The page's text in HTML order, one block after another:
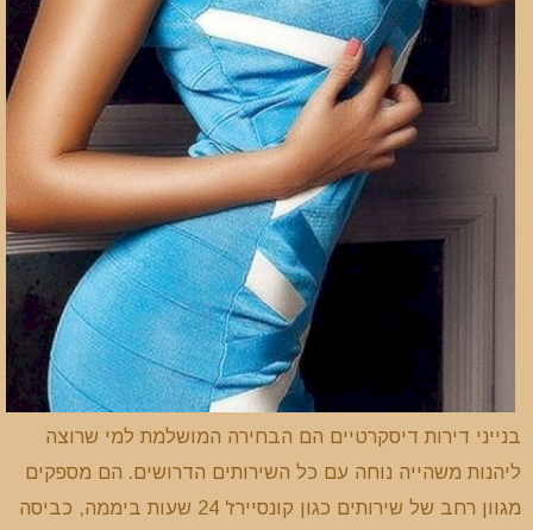
בנייני דירות דיסקרטיים הם הבחירה המושלמת למי שרוצה
ליהנות משהייה נוחה עם כל השירותים הדרושים. הם מספקים
מגוון רחב של שירותים כגון קונסיירז' 24 שעות ביממה, כביסה